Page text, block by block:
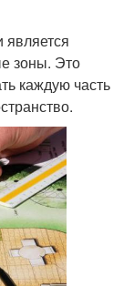
зоны. Это
каждую часть